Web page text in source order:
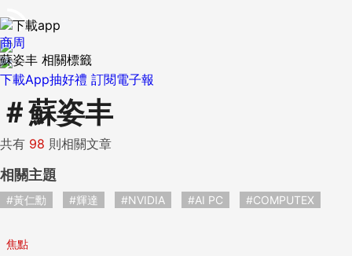
下載App抽好禮 訂閱電子報
商周
蘇姿丰 相關標籤
＃蘇姿丰
共有 98 則相關文章
相關主題
#黃仁勳 #輝達 #NVIDIA #AI PC #COMPUTEX
焦點